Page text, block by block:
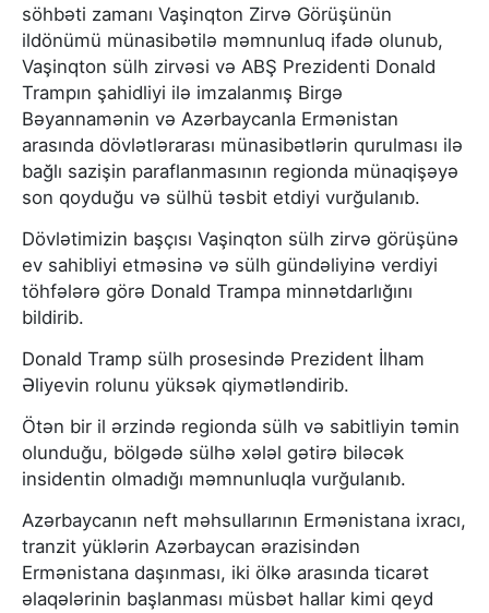
söhbəti zamanı Vaşinqton Zirvə Görüşünün
ildönümü münasibətilə məmnunluq ifadə olunub,
Vaşinqton sülh zirvəsi və ABŞ Prezidenti Donald
Trampın şahidliyi ilə imzalanmış Birgə
Bəyannamənin və Azərbaycanla Ermənistan
arasında dövlətlərarası münasibətlərin qurulması ilə
bağlı sazişin paraflanmasının regionda münaqişəyə
son qoyduğu və sülhü təsbit etdiyi vurğulanıb.
Dövlətimizin başçısı Vaşinqton sülh zirvə görüşünə
ev sahibliyi etməsinə və sülh gündəliyinə verdiyi
töhfələrə görə Donald Trampa minnətdarlığını
bildirib.
Donald Tramp sülh prosesində Prezident İlham
Əliyevin rolunu yüksək qiymətləndirib.
Ötən bir il ərzində regionda sülh və sabitliyin təmin
olunduğu, bölgədə sülhə xələl gətirə biləcək
insidentin olmadığı məmnunluqla vurğulanıb.
Azərbaycanın neft məhsullarının Ermənistana ixracı,
tranzit yüklərin Azərbaycan ərazisindən
Ermənistana daşınması, iki ölkə arasında ticarət
əlaqələrinin başlanması müsbət hallar kimi qeyd